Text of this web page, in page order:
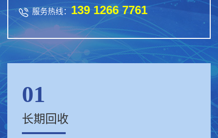
 服务热线： 139 1266 7761
01
长期回收